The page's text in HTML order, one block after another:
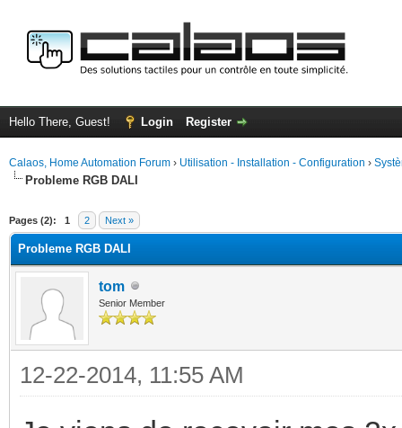
Hello There, Guest! Login Register
Calaos, Home Automation Forum › Utilisation - Installation - Configuration ›
Probleme RGB DALI
Pages (2): 1 2 Next »
Probleme RGB DALI
tom
Senior Member
12-22-2014, 11:55 AM